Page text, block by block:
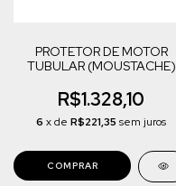
PROTETOR DE MOTOR
TUBULAR (MOUSTACHE)
R$1.328,10
6 x de R$221,35 sem juros
COMPRAR